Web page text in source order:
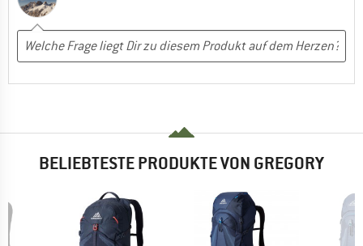
BELIEBTESTE PRODUKTE VON GREGORY